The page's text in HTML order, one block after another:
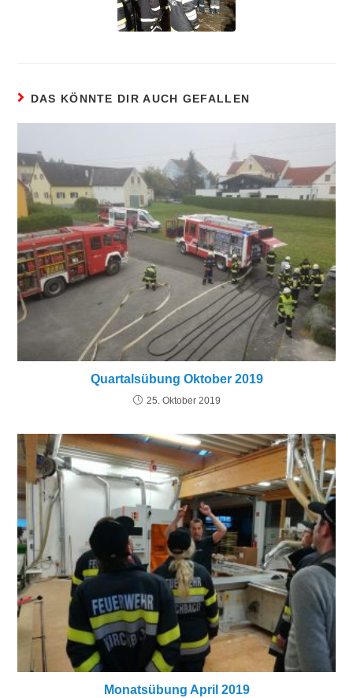
DAS KÖNNTE DIR AUCH GEFALLEN
Quartalsübung Oktober 2019
25. Oktober 2019
Monatsübung April 2019